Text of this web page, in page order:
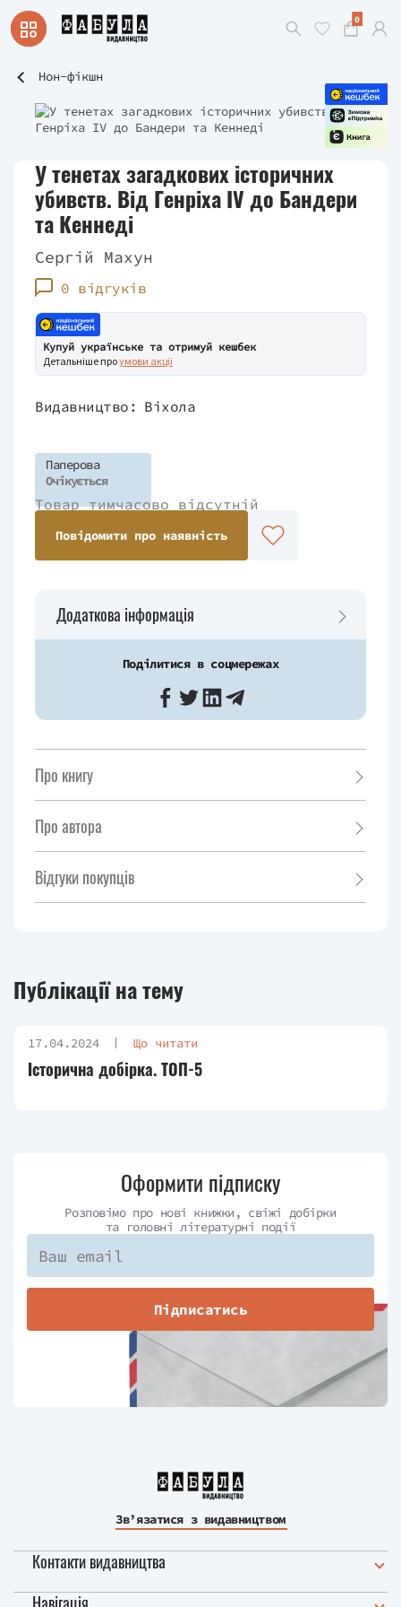
0
Нон-фікшн
У тенетах загадкових історичних
убивств. Від Генріха IV до Бандери
та Кеннеді
Сергій Махун
0 відгуків
Купуй українське та отримуй кешбек
Детальніше проумови акції
Видавництво: Віхола
Паперова
Очікується
Товар тимчасово відсутній
Повідомити про наявність
Додаткова інформація
Поділитися в соцмережах
Про книгу
Про автора
Відгуки покупців
Публікації на тему
17.04.2024 Що читати
Історична добірка. ТОП-5
Оформити підписку
Розповімо про нові книжки, свіжі добірки
та головні літературні події
Підписатись
Зв’язатися з видавництвом
Контакти видавництва